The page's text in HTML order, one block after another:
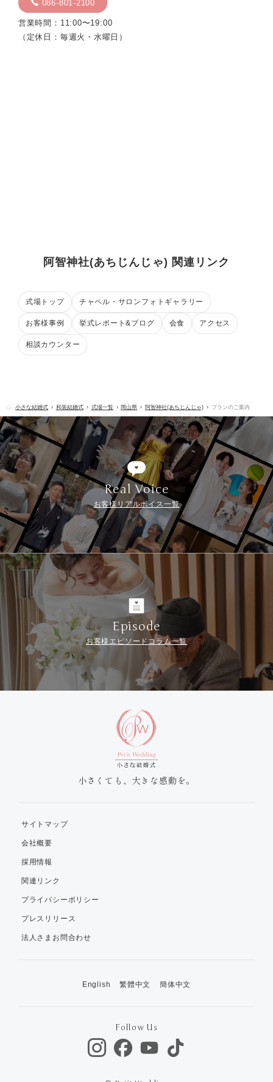
086-801-2100
営業時間：11:00〜19:00
（定休日：毎週火・水曜日）
阿智神社(あちじんじゃ) 関連リンク
式場トップ チャペル・サロンフォトギャラリー
お客様事例 挙式レポート&ブログ 会食 アクセス
相談カウンター
小さな結婚式 和装結婚式 式場一覧 岡山県 阿智神社(あちじんじゃ) プランのご案内
Real Voice
お客様リアルボイス一覧
Episode
お客様エピソードコラム一覧
小さくても、大きな感動を。
サイトマップ
会社概要
採用情報
関連リンク
プライバシーポリシー
プレスリリース
法人さまお問合わせ
English 繁體中文 簡体中文
Follow Us